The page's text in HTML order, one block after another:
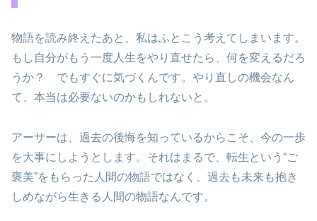
物語を読み終えたあと、私はふとこう考えてしまいます。
もし自分がもう一度人生をやり直せたら、何を変えるだろ
うか？ でもすぐに気づくんです。やり直しの機会なん
て、本当は必要ないのかもしれないと。
アーサーは、過去の後悔を知っているからこそ、今の一歩
を大事にしようとします。それはまるで、転生という“ご
褒美”をもらった人間の物語ではなく、過去も未来も抱き
しめながら生きる人間の物語なんです。